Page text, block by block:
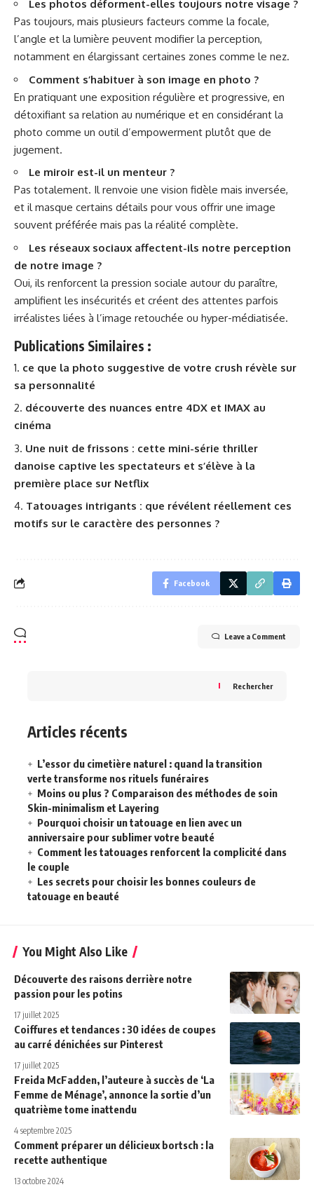
Les photos déforment-elles toujours notre visage ?
Pas toujours, mais plusieurs facteurs comme la focale,
l’angle et la lumière peuvent modifier la perception,
notamment en élargissant certaines zones comme le nez.
Comment s’habituer à son image en photo ?
En pratiquant une exposition régulière et progressive, en
détoxifiant sa relation au numérique et en considérant la
photo comme un outil d’empowerment plutôt que de
jugement.
Le miroir est-il un menteur ?
Pas totalement. Il renvoie une vision fidèle mais inversée,
et il masque certains détails pour vous offrir une image
souvent préférée mais pas la réalité complète.
Les réseaux sociaux affectent-ils notre perception
de notre image ?
Oui, ils renforcent la pression sociale autour du paraître,
amplifient les insécurités et créent des attentes parfois
irréalistes liées à l’image retouchée ou hyper-médiatisée.
Publications Similaires :
ce que la photo suggestive de votre crush révèle sur
sa personnalité
découverte des nuances entre 4DX et IMAX au
cinéma
Une nuit de frissons : cette mini-série thriller
danoise captive les spectateurs et s’élève à la
première place sur Netflix
Tatouages intrigants : que révélent réellement ces
motifs sur le caractère des personnes ?
Facebook
Leave a Comment
Rechercher
Articles récents
L’essor du cimetière naturel : quand la transition
verte transforme nos rituels funéraires
Moins ou plus ? Comparaison des méthodes de soin
Skin-minimalism et Layering
Pourquoi choisir un tatouage en lien avec un
anniversaire pour sublimer votre beauté
Comment les tatouages renforcent la complicité dans
le couple
Les secrets pour choisir les bonnes couleurs de
tatouage en beauté
You Might Also Like
Découverte des raisons derrière notre
passion pour les potins
17 juillet 2025
Coiffures et tendances : 30 idées de coupes
au carré dénichées sur Pinterest
17 juillet 2025
Freida McFadden, l’auteure à succès de ‘La
Femme de Ménage’, annonce la sortie d’un
quatrième tome inattendu
4 septembre 2025
Comment préparer un délicieux bortsch : la
recette authentique
13 octobre 2024